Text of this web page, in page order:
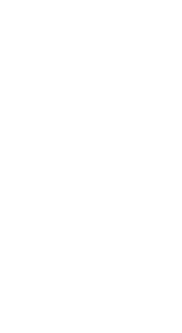
une nouvelle fenêtre)